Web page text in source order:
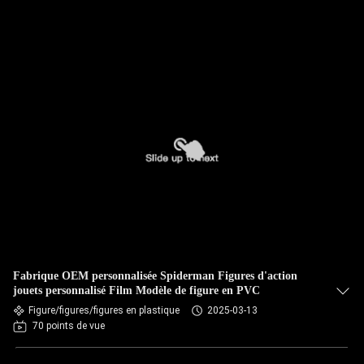
Fabrique OEM personnalisée Spiderman Figures d'action
jouets personnalisé Film Modèle de figure en PVC
Figure/figures/figures en plastique
2025-03-13
70 points de vue